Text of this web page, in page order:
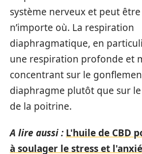
système nerveux et peut
n’importe où. La respiration
diaphragmatique, en
une respiration profonde et
concentrant sur le
diaphragme plutôt que sur
de la poitrine.
A lire aussi : L'huile de CBD
à soulager le stress et